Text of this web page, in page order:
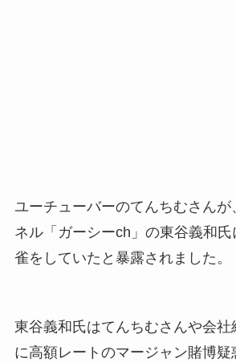
ユーチューバーのてんちむさんが
ネル「ガーシーch」の東谷義和
雀をしていたと暴露されました。
東谷義和氏はてんちむさんや会社
に高額レートのマージャン賭博疑